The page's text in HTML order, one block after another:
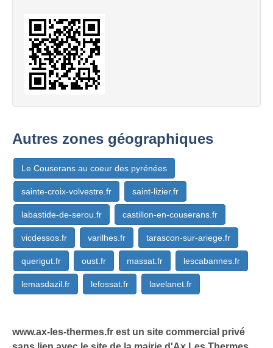
Autres zones géographiques
Le Couserans au coeur des pyrénées
sainte-croix-volvestre.fr saint-lizier.fr
labastide-de-serou.fr castillon-en-couserans.fr
vicdessos.fr varilhes.fr tarascon-sur-ariege.fr
querigut.fr oust.fr massat.fr lescabannes.fr
lemasdazil.fr lefossat.fr lavelanet.fr
www.ax-les-thermes.fr est un site commercial privé